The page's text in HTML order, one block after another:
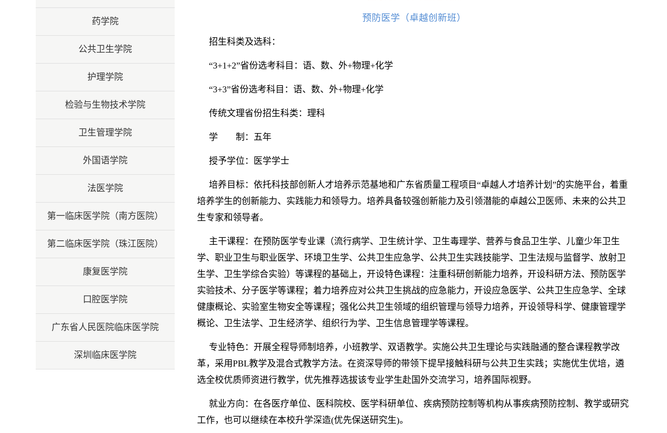
药学院
公共卫生学院
护理学院
检验与生物技术学院
卫生管理学院
外国语学院
法医学院
第一临床医学院（南方医院）
第二临床医学院（珠江医院）
康复医学院
口腔医学院
广东省人民医院临床医学院
深圳临床医学院
预防医学（卓越创新班）
招生科类及选科：
“3+1+2”省份选考科目：语、数、外+物理+化学
“3+3”省份选考科目：语、数、外+物理+化学
传统文理省份招生科类：理科
学 制：五年
授予学位：医学学士
培养目标：依托科技部创新人才培养示范基地和广东省质量工程项目“卓越人才培养计划”的实施平台，着重
培养学生的创新能力、实践能力和领导力。培养具备较强创新能力及引领潜能的卓越公卫医师、未来的公共卫
生专家和领导者。
主干课程：在预防医学专业课（流行病学、卫生统计学、卫生毒理学、营养与食品卫生学、儿童少年卫生
学、职业卫生与职业医学、环境卫生学、公共卫生应急学、公共卫生实践技能学、卫生法规与监督学、放射卫
生学、卫生学综合实验）等课程的基础上，开设特色课程：注重科研创新能力培养，开设科研方法、预防医学
实验技术、分子医学等课程；着力培养应对公共卫生挑战的应急能力，开设应急医学、公共卫生应急学、全球
健康概论、实验室生物安全等课程；强化公共卫生领域的组织管理与领导力培养，开设领导科学、健康管理学
概论、卫生法学、卫生经济学、组织行为学、卫生信息管理学等课程。
专业特色：开展全程导师制培养，小班教学、双语教学。实施公共卫生理论与实践融通的整合课程教学改
革，采用PBL教学及混合式教学方法。在资深导师的带领下提早接触科研与公共卫生实践；实施优生优培，遴
选全校优质师资进行教学，优先推荐选拔该专业学生赴国外交流学习，培养国际视野。
就业方向：在各医疗单位、医科院校、医学科研单位、疾病预防控制等机构从事疾病预防控制、教学或研究
工作，也可以继续在本校升学深造(优先保送研究生)。